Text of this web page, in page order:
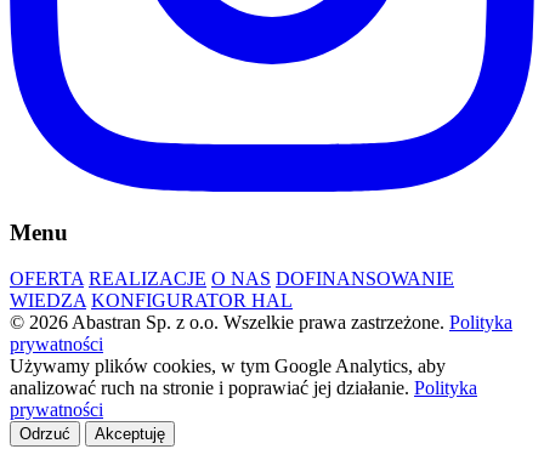
Menu
OFERTA REALIZACJE O NAS DOFINANSOWANIE
WIEDZA KONFIGURATOR HAL
© 2026 Abastran Sp. z o.o. Wszelkie prawa zastrzeżone. Polityka
prywatności
Używamy plików cookies, w tym Google Analytics, aby
analizować ruch na stronie i poprawiać jej działanie. Polityka
prywatności
Odrzuć Akceptuję